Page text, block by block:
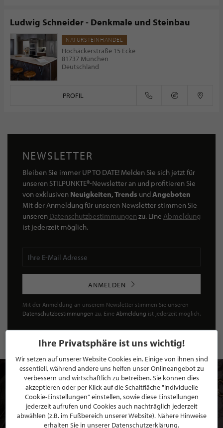
Ludwig Schneider - Denkmale und Steinbau
NATURSTEINHANDEL
Hochäckerstraße 15 Ecke
81737 München
Deutschland
PROFIL
NEWSLETTER
Bleiben Sie immer UP TO DATE! Melden Sie sich jetzt für
unseren STILPUNKTE®-Newsletter an und profitieren Sie
von exklusiven Neuigkeiten, Trends undAngeboten
Mit der Anmeldung für unseren Newsletter stimmen Sie
unseren Datenschutzbestimmungen zu. Eine Abmeldung
ist jederzeit möglich.
ANMELDEN
Mit der Anmeldung an unserem Newsletter stimmen Sie unseren
Datenschutzbestimmungen zu. Eine Abmeldung ist jederzeit möglich.
Ihre Privatsphäre ist uns wichtig!
Wir setzen auf unserer Website Cookies ein. Einige von ihnen sind
essentiell, während andere uns helfen unser Onlineangebot zu
verbessern und wirtschaftlich zu betreiben. Sie können dies
akzeptieren oder per Klick auf die Schaltfläche "Individuelle
Cookie-Einstellungen" einstellen, sowie diese Einstellungen
jederzeit aufrufen und Cookies auch nachträglich jederzeit
abwählen (z.B. im Fußbereich unserer Website). Nähere Hinweise
erhalten Sie in unserer Datenschutzerklärung.